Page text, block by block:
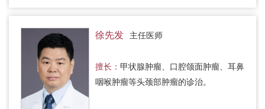
徐先发 主任医师
擅长： 甲状腺肿瘤、口腔颌面肿瘤、耳鼻
咽喉肿瘤等头颈部肿瘤的诊治。